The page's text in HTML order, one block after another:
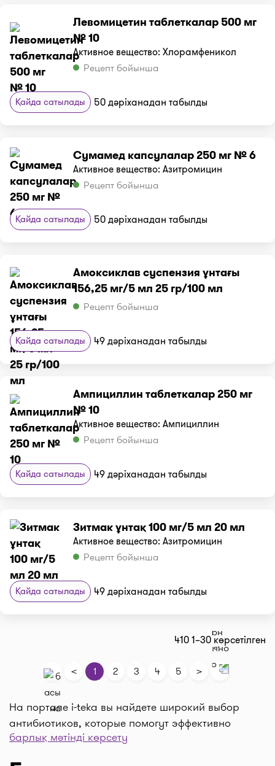
Левомицетин таблеткалар 500 мг
№ 10
Активное вещество: Хлорамфеникол
Рецепт бойынша
Қайда сатылады 50 дәріханадан табылды
Сумамед капсулалар 250 мг № 6
Активное вещество: Азитромицин
Рецепт бойынша
Қайда сатылады 50 дәріханадан табылды
Амоксиклав суспензия ұнтағы
156,25 мг/5 мл 25 гр/100 мл
Рецепт бойынша
Қайда сатылады 49 дәріханадан табылды
Ампициллин таблеткалар 250 мг
№ 10
Активное вещество: Ампициллин
Рецепт бойынша
Қайда сатылады 49 дәріханадан табылды
Зитмак ұнтақ 100 мг/5 мл 20 мл
Активное вещество: Азитромицин
Рецепт бойынша
Қайда сатылады 49 дәріханадан табылды
410 1–30 көрсетілген
< 1 2 3 4 5 >
На портале i-teka вы найдете широкий выбор
антибиотиков, которые помогут эффективно
справиться с различными инфекциями и
барлық мәтінді көрсету